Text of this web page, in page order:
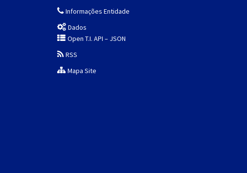
Informações Entidade
Dados
Open T.I. API – JSON
RSS
Mapa Site